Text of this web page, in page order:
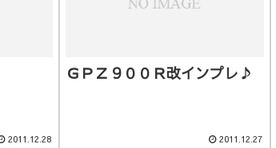
2011.12.28
ＧＰＺ９００Ｒ改インプレ♪
2011.12.27